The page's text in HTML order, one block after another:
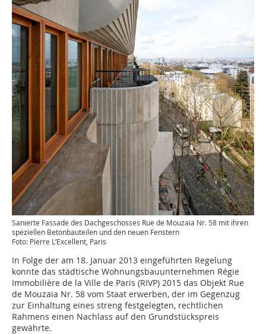
Sanierte Fassade des Dachgeschosses Rue de Mouzaïa Nr. 58 mit ihren
speziellen Betonbauteilen und den neuen Fenstern
Foto: Pierre L‘Excellent, Paris
In Folge der am 18. Januar 2013 eingeführten Regelung
konnte das städtische Wohnungsbauunternehmen Régie
Immobilière de la Ville de Paris (RIVP) 2015 das Objekt Rue
de Mouzaïa Nr. 58 vom Staat erwerben, der im Gegenzug
zur Einhaltung eines streng festgelegten, rechtlichen
Rahmens einen Nachlass auf den Grundstückspreis
gewährte.